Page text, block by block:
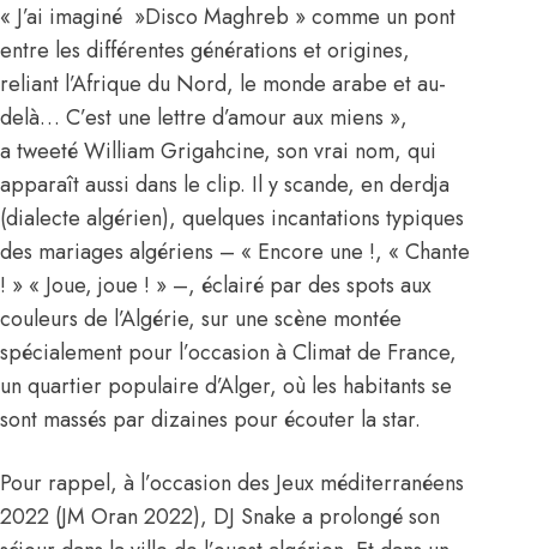
« J’ai imaginé »Disco Maghreb » comme un pont
entre les différentes générations et origines,
reliant l’Afrique du Nord, le monde arabe et au-
delà… C’est une lettre d’amour aux miens »,
a tweeté William Grigahcine, son vrai nom, qui
apparaît aussi dans le clip. Il y scande, en derdja
(dialecte algérien), quelques incantations typiques
des mariages algériens – « Encore une !, « Chante
! » « Joue, joue ! » –, éclairé par des spots aux
couleurs de l’Algérie, sur une scène montée
spécialement pour l’occasion à Climat de France,
un quartier populaire d’Alger, où les habitants se
sont massés par dizaines pour écouter la star.
Pour rappel, à l’occasion des Jeux méditerranéens
2022 (JM Oran 2022), DJ Snake a prolongé son